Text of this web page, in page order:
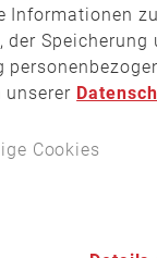
Fest
Freiwillige Feuerwehr
Informationen
der Speicherung
unserer
Cookies